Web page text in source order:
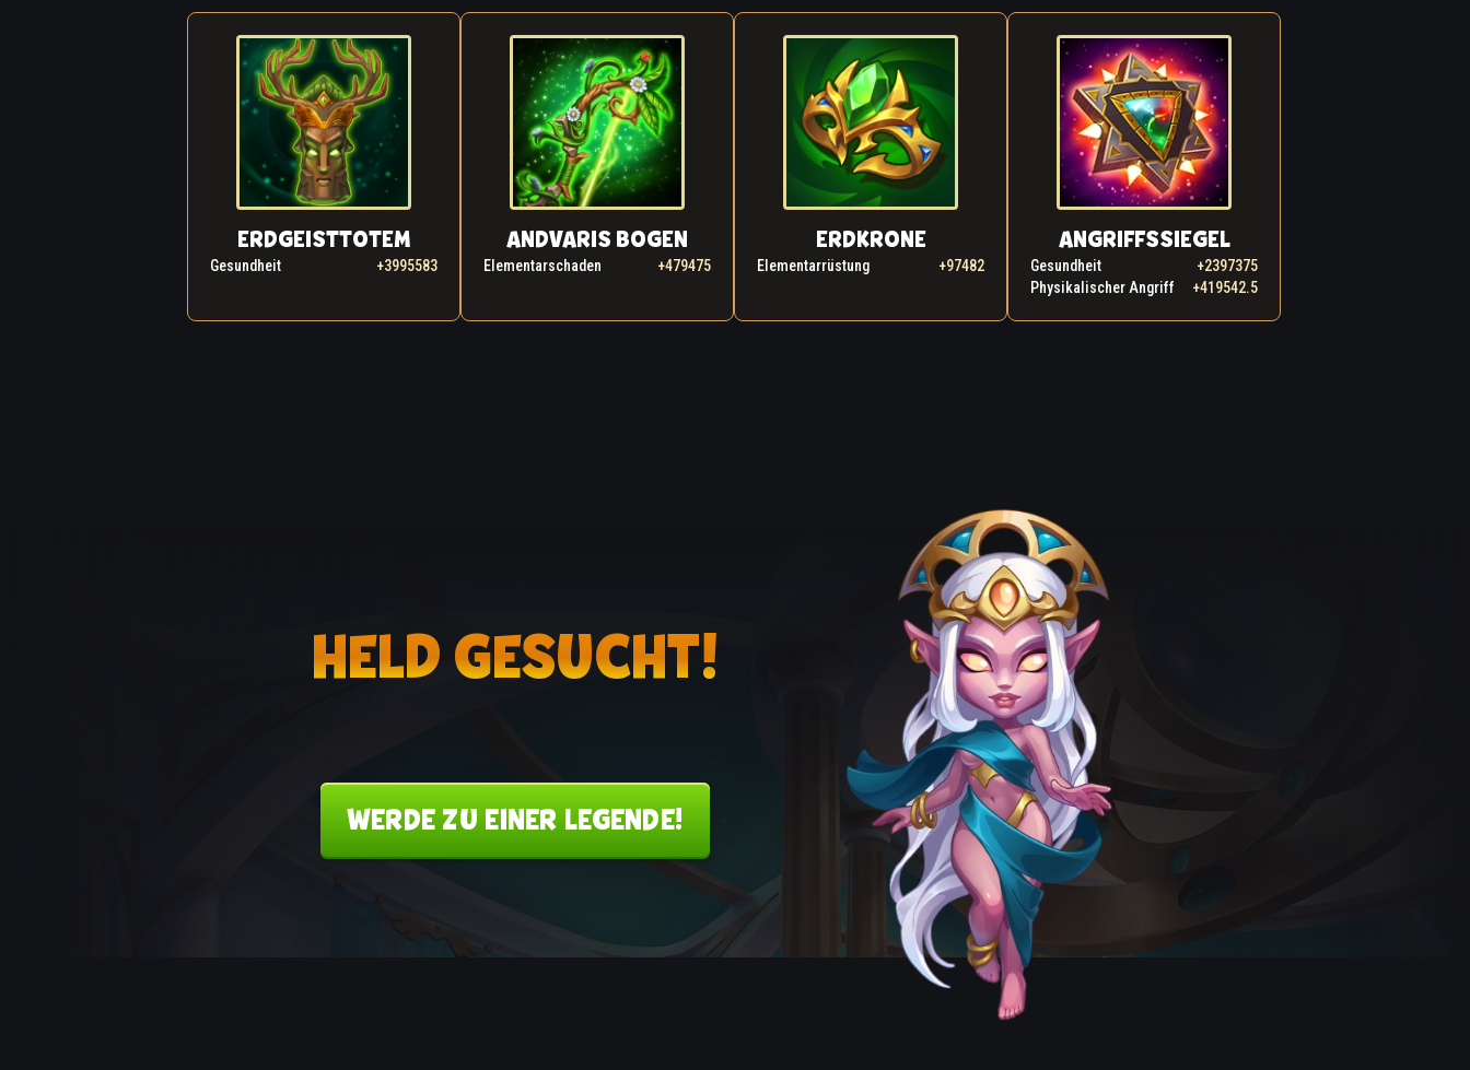
ERDGEISTTOTEM
Gesundheit +3995583
ANDVARIS BOGEN
Elementarschaden +479475
ERDKRONE
Elementarrüstung +97482
ANGRIFFSSIEGEL
Gesundheit
+2397375
Physikalischer Angriff
+419542.5
HELD GESUCHT!
WERDE ZU EINER LEGENDE!